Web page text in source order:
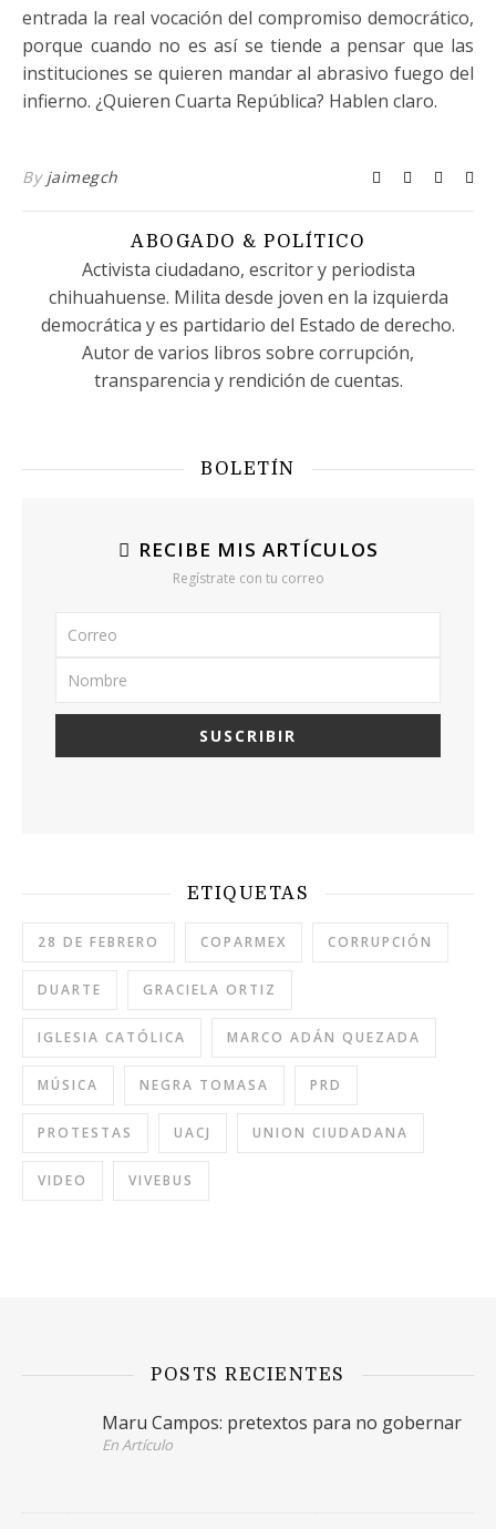
entrada la real vocación del compromiso democrático,
porque cuando no es así se tiende a pensar que las
instituciones se quieren mandar al abrasivo fuego del
infierno. ¿Quieren Cuarta República? Hablen claro.
By jaimegch
ABOGADO & POLÍTICO
Activista ciudadano, escritor y periodista
chihuahuense. Milita desde joven en la izquierda
democrática y es partidario del Estado de derecho.
Autor de varios libros sobre corrupción,
transparencia y rendición de cuentas.
BOLETÍN
RECIBE MIS ARTÍCULOS
Regístrate con tu correo
ETIQUETAS
28 DE FEBRERO COPARMEX CORRUPCIÓN
DUARTE GRACIELA ORTIZ
IGLESIA CATÓLICA MARCO ADÁN QUEZADA
MÚSICA NEGRA TOMASA PRD
PROTESTAS UACJ UNION CIUDADANA
VIDEO VIVEBUS
POSTS RECIENTES
Maru Campos: pretextos para no gobernar
En Artículo